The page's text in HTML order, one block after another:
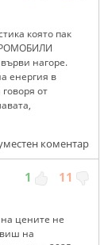
която пак
нагоре.
енергия в
от
коментар
1 11
цените не
на